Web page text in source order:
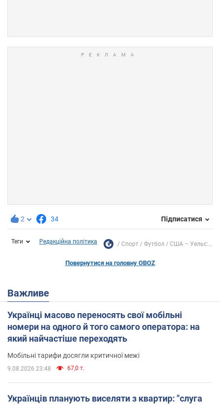
2 34 Підписатися
Теги Редакційна політика Спорт Футбол США – Уельс:...
Повернутися на головну OBOZ
Важливе
Українці масово переносять свої мобільні
номери на одного й того самого оператора: на
який найчастіше переходять
Мобільні тарифи досягли критичної межі
9.08.2026 23:48 67,0 т.
Українців планують виселяти з квартир: "слуга